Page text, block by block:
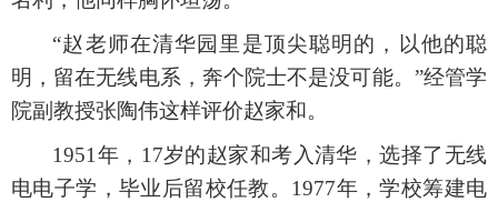
“赵老师在清华园里是顶尖聪明的，以他的聪
明，留在无线电系，奔个院士不是没可能。”经管学
院副教授张陶伟这样评价赵家和。
1951年，17岁的赵家和考入清华，选择了无线
电电子学，毕业后留校任教。1977年，学校筹建电